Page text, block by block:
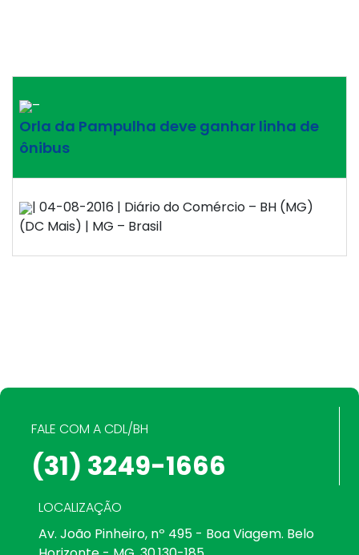
–
Orla da Pampulha deve ganhar linha de
ônibus
| 04-08-2016 | Diário do Comércio – BH (MG)
(DC Mais) | MG – Brasil
FALE COM A CDL/BH
(31) 3249-1666
LOCALIZAÇÃO
Av. João Pinheiro, nº 495 - Boa Viagem. Belo